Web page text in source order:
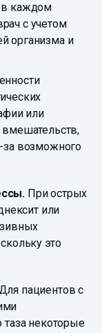
в каждом
с учетом
организма и
или
вмешательств,
за возможного
При острых
или
это
пациентов с
таза некоторые